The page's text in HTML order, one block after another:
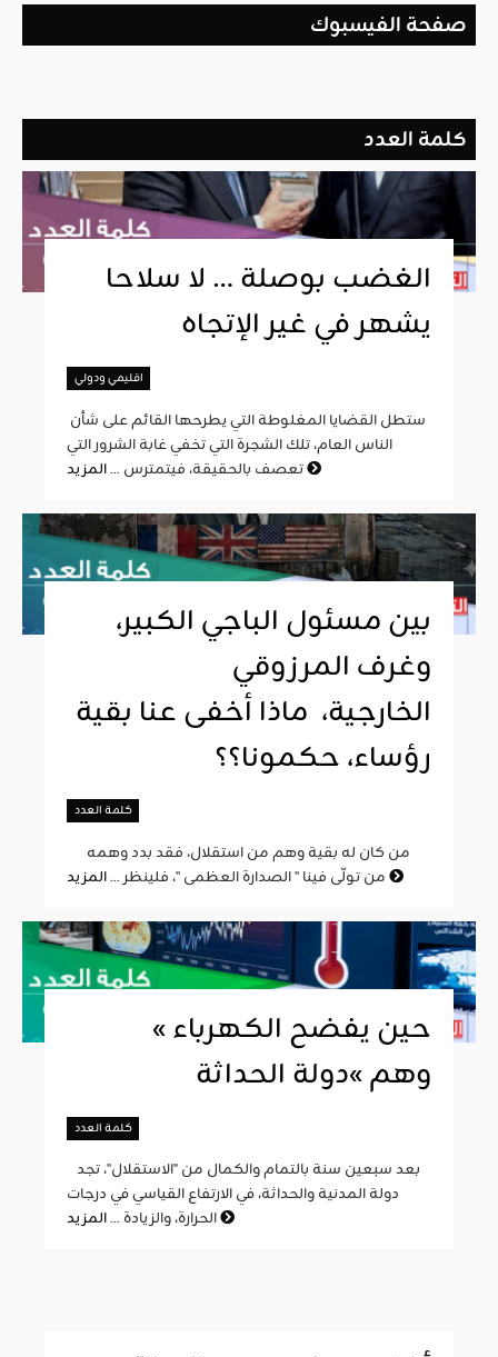
صفحة الفيسبوك
كلمة العدد
الغضب بوصلة … لا سلاحا
يشهر في غير الإتجاه
اقليمي ودولي
الناس العام، تلك الشجرة التي تخفي غابة الشرور التي
تعصف بالحقيقة، فيتمترس ...
بين مسئول الباجي الكبير،
وغرف المرزوقي
الخارجية، ماذا أخفى عنا بقية
رؤساء، حكمونا؟؟
كلمة العدد
من تولّى فينا " الصدارة العظمى "، فلينظر ...
« حين يفضح الكهرباء
وهم »دولة الحداثة
كلمة العدد
دولة المدنية والحداثة، في الارتفاع القياسي في درجات
الحرارة، والزيادة ...